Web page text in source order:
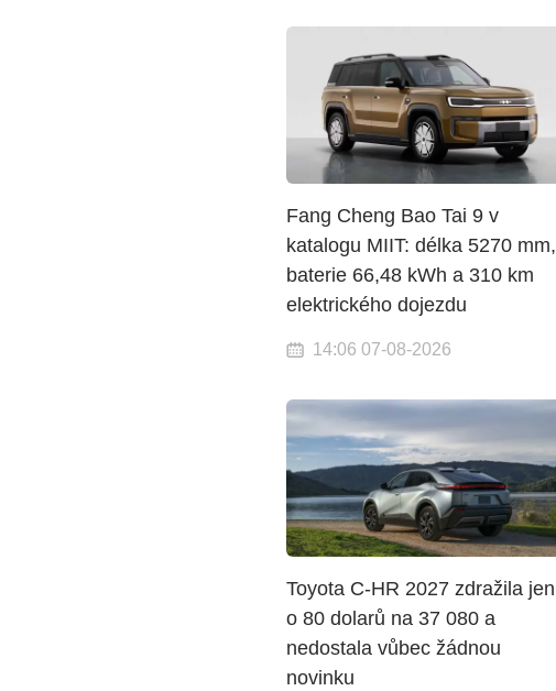
Fang Cheng Bao Tai 9 v
katalogu MIIT: délka 5270 mm,
baterie 66,48 kWh a 310 km
elektrického dojezdu
14:06 07-08-2026
Toyota C-HR 2027 zdražila jen
o 80 dolarů na 37 080 a
nedostala vůbec žádnou
novinku